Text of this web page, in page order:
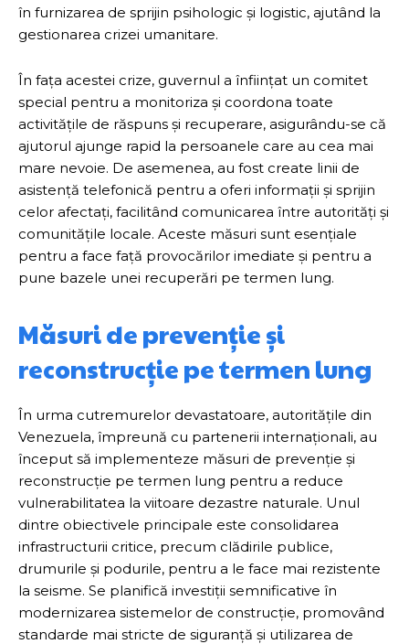
în furnizarea de sprijin psihologic și logistic, ajutând la
gestionarea crizei umanitare.
În fața acestei crize, guvernul a înființat un comitet
special pentru a monitoriza și coordona toate
activitățile de răspuns și recuperare, asigurându-se că
ajutorul ajunge rapid la persoanele care au cea mai
mare nevoie. De asemenea, au fost create linii de
asistență telefonică pentru a oferi informații și sprijin
celor afectați, facilitând comunicarea între autorități și
comunitățile locale. Aceste măsuri sunt esențiale
pentru a face față provocărilor imediate și pentru a
pune bazele unei recuperări pe termen lung.
Măsuri de prevenție și
reconstrucție pe termen lung
În urma cutremurelor devastatoare, autoritățile din
Venezuela, împreună cu partenerii internaționali, au
început să implementeze măsuri de prevenție și
reconstrucție pe termen lung pentru a reduce
vulnerabilitatea la viitoare dezastre naturale. Unul
dintre obiectivele principale este consolidarea
infrastructurii critice, precum clădirile publice,
drumurile și podurile, pentru a le face mai rezistente
la seisme. Se planifică investiții semnificative în
modernizarea sistemelor de construcție, promovând
standarde mai stricte de siguranță și utilizarea de